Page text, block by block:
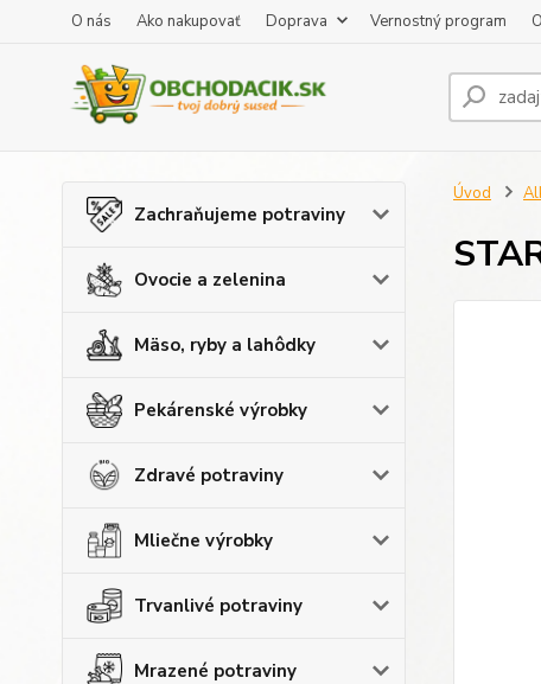
O nás Ako nakupovať Doprava Vernostný program
Zachraňujeme potraviny
Ovocie a zelenina
Mäso, ryby a lahôdky
Pekárenské výrobky
Zdravé potraviny
Mliečne výrobky
Trvanlivé potraviny
Mrazené potraviny
Úvod